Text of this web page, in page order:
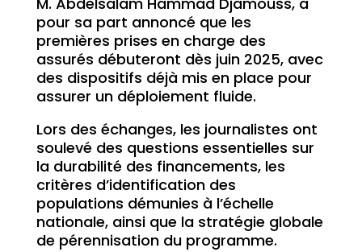
pour sa part annoncé que les
premières prises en charge des
assurés débuteront dès juin 2025, avec
des dispositifs déjà mis en place pour
assurer un déploiement fluide.
Lors des échanges, les journalistes ont
soulevé des questions essentielles sur
la durabilité des financements, les
critères d’identification des
populations démunies à l’échelle
nationale, ainsi que la stratégie globale
de pérennisation du programme.